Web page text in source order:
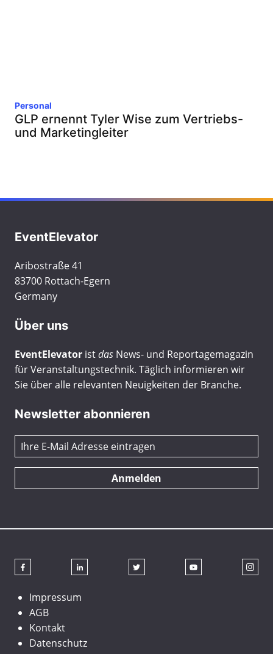
Personal
GLP ernennt Tyler Wise zum Vertriebs-
und Marketingleiter
EventElevator
Aribostraße 41
83700 Rottach-Egern
Germany
Über uns
EventElevator istdas News- und Reportagemagazin
für Veranstaltungstechnik. Täglich informieren wir
Sie über alle relevanten Neuigkeiten der Branche.
Newsletter abonnieren
Anmelden
Impressum
AGB
Kontakt
Datenschutz